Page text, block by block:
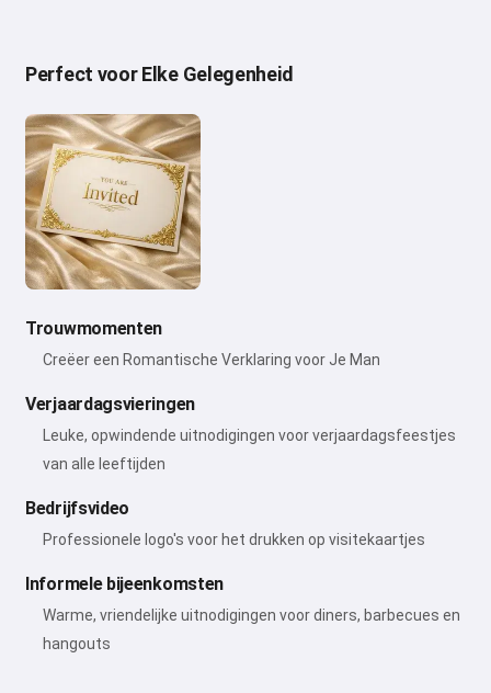
Perfect voor Elke Gelegenheid
Trouwmomenten
Creëer een Romantische Verklaring voor Je Man
Verjaardagsvieringen
Leuke, opwindende uitnodigingen voor verjaardagsfeestjes
van alle leeftijden
Bedrijfsvideo
Professionele logo's voor het drukken op visitekaartjes
Informele bijeenkomsten
Warme, vriendelijke uitnodigingen voor diners, barbecues en
hangouts